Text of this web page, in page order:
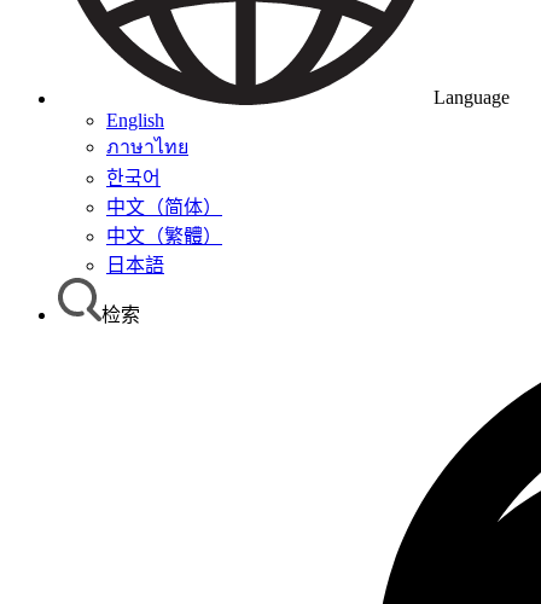
Language
English
ภาษาไทย
한국어
中文（简体）
中文（繁體）
日本語
检索